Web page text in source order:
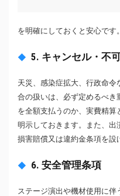
を明確にしておくと安心です。
5. キャンセル・不
天災、感染症拡大、行政命
合の扱いは、必ず定めるべ
を全額支払うのか、実費精
明示しておきます。また、出
損害賠償又は違約金条項を設
6. 安全管理条項
ステージ演出や機材使用に